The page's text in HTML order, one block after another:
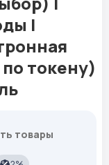
|
токену)
товары